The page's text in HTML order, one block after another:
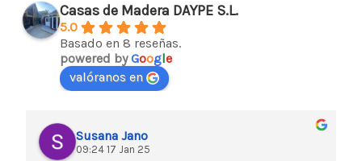
Casas de Madera DAYPE S.L.
5.0
Basado en 8 reseñas.
powered byGoogle
valóranos en
Susana Jano
09:24 17 Jan 25